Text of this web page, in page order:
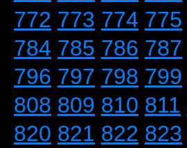
772 773 774 775
784 785 786 787
796 797 798 799
808 809 810 811
820 821 822 823